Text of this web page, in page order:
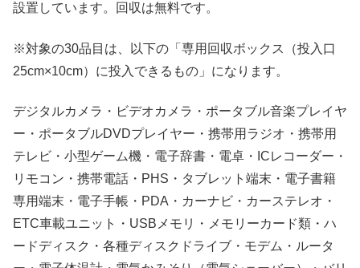
設置しています。回収は無料です。
※対象の30品目は、以下の「専用回収ボックス（投入口
25cm×10cm）に投入できるもの」になります。
デジタルカメラ・ビデオカメラ・ポータブル音楽プレイヤ
ー・ポータブルDVDプレイヤー・携帯用ラジオ・携帯用
テレビ・小型ゲーム機・電子辞書・電卓・ICレコーダー・
リモコン・携帯電話・PHS・タブレット端末・電子書籍
専用端末・電子手帳・PDA・カーナビ・カーステレオ・
ETC車載ユニット・USBメモリ・メモリーカード類・ハ
ードディスク・各種ディスクドライブ・モデム・ルータ